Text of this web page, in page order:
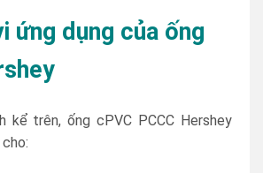
ứng dụng của ống
kể trên, ống cPVC PCCC Hershey